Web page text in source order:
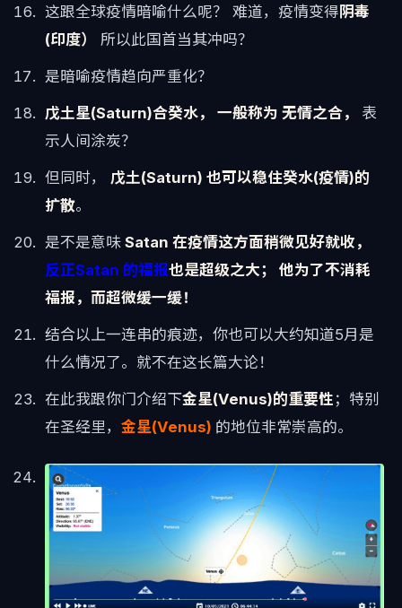
这跟全球疫情暗喻什么呢？ 难道，疫情变得 阴毒
(印度）
所以此国首当其冲吗？
是暗喻疫情趋向严重化？
戊土星(Saturn)合癸水， 一般称为 无情之合，
表
示人间涂炭？
但同时，戊土(Saturn) 也可以稳住癸水(疫情)的
扩散。
是不是意味 Satan 在疫情这方面稍微见好就收，
反正Satan 的福报也是超级之大； 他为了不消耗
福报，而超微缓一缓！
结合以上一连串的痕迹，你也可以大约知道5月是
什么情况了。就不在这长篇大论！
在此我跟你门介绍下金星(Venus)的重要性 ；特别
在圣经里，金星(Venus) 的地位非常崇高的。